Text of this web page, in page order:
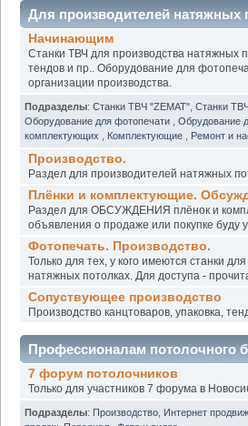
Для производителей натяжных
Начинающим
Станки ТВЧ для производства натяжных
тендов и пр.. Оборудование для
организации производства.
Подразделы: Станки ТВЧ "ZEMAT" Станки
Оборудование для фотопечати
Обрудование
комплектующих
Комплектующие Ремонт и
Производство.
Раздел для производителей натяжных
Плёнки и комплектующие.
Раздел для ОБСУЖДЕНИЯ плёнок и
объявления о продаже или покупке буду
Фотопечать. Производство.
Только для тех, у кого имеются станки
натяжных потолках. Для доступа -
Сопуствующее производство
Производство канцтоваров, упаковка,
Профессионалам потолочного
7 форум потолочников
Только для участников 7 форума в
Подразделы: Производство Интернет